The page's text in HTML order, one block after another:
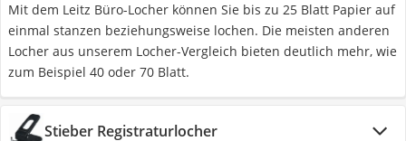
Mit dem Leitz Büro-Locher können Sie bis zu 25 Blatt Papier auf
einmal stanzen beziehungsweise lochen. Die meisten anderen
Locher aus unserem Locher-Vergleich bieten deutlich mehr, wie
zum Beispiel 40 oder 70 Blatt.
Stieber Registraturlocher